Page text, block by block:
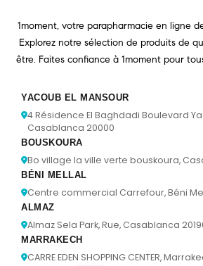
1moment, votre parapharmacie en ligne
Explorez notre sélection de produits de
être. Faites confiance à 1moment pour
YACOUB EL MANSOUR
4 Résidence El Baghdadi Boulevard
Casablanca 20000
BOUSKOURA
Bo village la ville verte bouskoura,
BÉNI MELLAL
Centre commercial Carrefour, Béni
ALMAZ
Almaz Sela Park, Rue, Casablanca
MARRAKECH
CARRE EDEN SHOPPING CENTER,